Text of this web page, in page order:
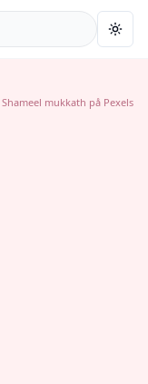
Shameel mukkath på Pexels